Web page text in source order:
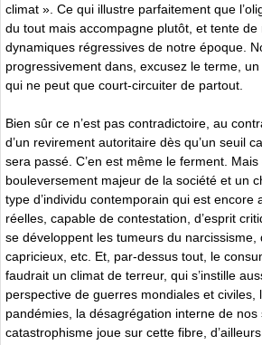
climat ». Ce qui illustre parfaitement que
du tout mais accompagne plutôt, et tente
dynamiques régressives de notre époque.
progressivement dans, excusez le terme, un
qui ne peut que court-circuiter de partout.
Bien sûr ce n’est pas contradictoire, au
d’un revirement autoritaire dès qu’un seuil
sera passé. C’en est même le ferment.
bouleversement majeur de la société et un
type d’individu contemporain qui est encore
réelles, capable de contestation, d’esprit
se développent les tumeurs du narcissisme,
capricieux, etc. Et, par-dessus tout, le
faudrait un climat de terreur, qui s’instille
perspective de guerres mondiales et civiles,
pandémies, la désagrégation interne de nos
catastrophisme joue sur cette fibre, d’ailleurs.